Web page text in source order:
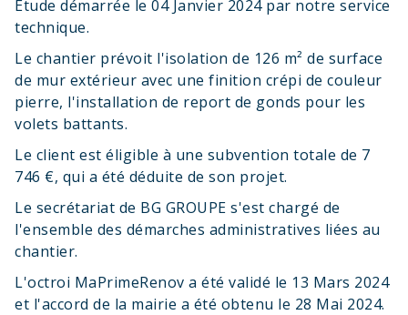
Étude démarrée le 04 Janvier 2024 par notre service
technique.
Le chantier prévoit l'isolation de 126 m² de surface
de mur extérieur avec une finition crépi de couleur
pierre, l'installation de report de gonds pour les
volets battants.
Le client est éligible à une subvention totale de 7
746 €, qui a été déduite de son projet.
Le secrétariat de BG GROUPE s'est chargé de
l'ensemble des démarches administratives liées au
chantier.
L'octroi MaPrimeRenov a été validé le 13 Mars 2024
et l'accord de la mairie a été obtenu le 28 Mai 2024.